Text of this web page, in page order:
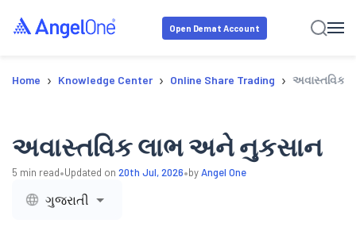
Open Demat Account
Home › Knowledge Center › Online Share Trading › અવાસ્તવિક
અવાસ્તવિક લાભ અને નુકસાન
5 min read•Updated on 20th Jul, 2026•byAngel One
ગુજરાતી